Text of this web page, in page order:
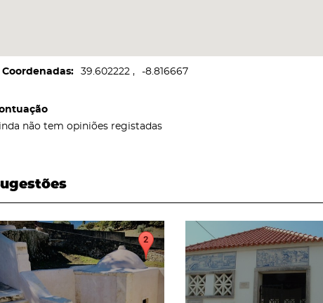
Coordenadas 39.602222 -8.816667
não tem opiniões registadas
page